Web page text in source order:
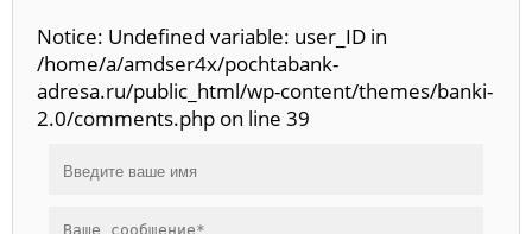
Notice: Undefined variable: user_ID in
/home/a/amdser4x/pochtabank-
adresa.ru/public_html/wp-content/themes/banki-
2.0/comments.php on line 39